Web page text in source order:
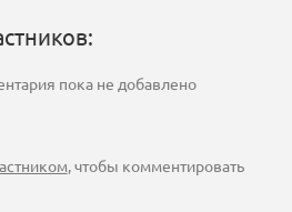
пока не добавлено
, чтобы комментировать